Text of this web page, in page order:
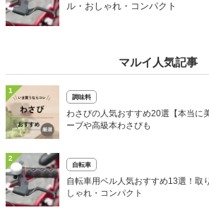
ル・おしゃれ・コンパクト
マルイ人気記事
1
調味料
わさびの人気おすすめ20選【本当に
ーブや高級本わさびも
2
自転車
自転車用ベル人気おすすめ13選！取
しゃれ・コンパクト